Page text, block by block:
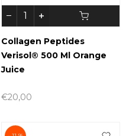
Collagen Peptides
Verisol® 500 Ml Orange
Juice
€20,00